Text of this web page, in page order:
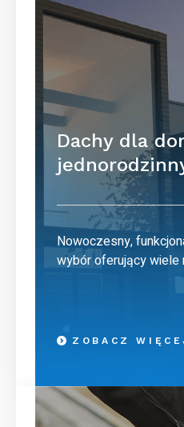
Dachy dla
Nowoczesny,
wybór oferujący wiele
ZOBACZ